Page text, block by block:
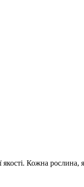
Кожна